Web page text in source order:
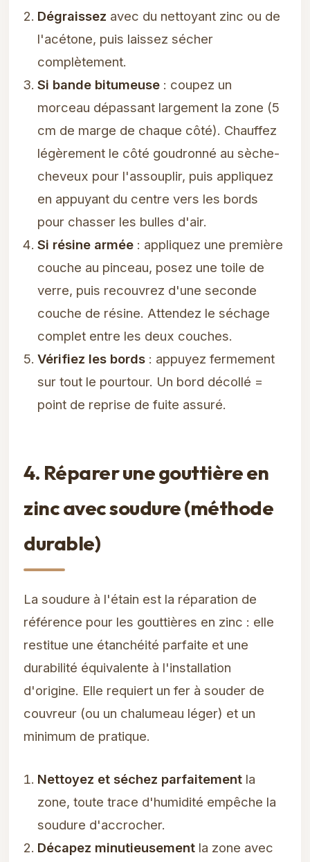
Dégraissez avec du nettoyant zinc ou de
l'acétone, puis laissez sécher
complètement.
Si bande bitumeuse : coupez un
morceau dépassant largement la zone (5
cm de marge de chaque côté). Chauffez
légèrement le côté goudronné au sèche-
cheveux pour l'assouplir, puis appliquez
en appuyant du centre vers les bords
pour chasser les bulles d'air.
Si résine armée : appliquez une première
couche au pinceau, posez une toile de
verre, puis recouvrez d'une seconde
couche de résine. Attendez le séchage
complet entre les deux couches.
Vérifiez les bords : appuyez fermement
sur tout le pourtour. Un bord décollé =
point de reprise de fuite assuré.
4. Réparer une gouttière en
zinc avec soudure (méthode
durable)
La soudure à l'étain est la réparation de
référence pour les gouttières en zinc : elle
restitue une étanchéité parfaite et une
durabilité équivalente à l'installation
d'origine. Elle requiert un fer à souder de
couvreur (ou un chalumeau léger) et un
minimum de pratique.
Nettoyez et séchez parfaitement la
zone, toute trace d'humidité empêche la
soudure d'accrocher.
Décapez minutieusement la zone avec